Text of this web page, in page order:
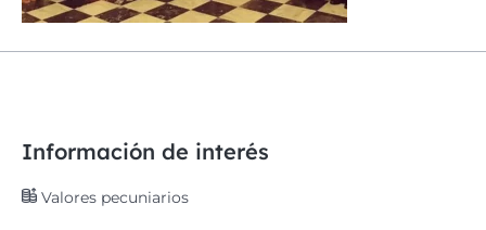
Información de interés
Valores pecuniarios